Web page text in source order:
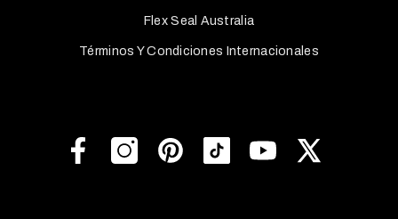
Flex Seal Australia
Términos Y Condiciones Internacionales